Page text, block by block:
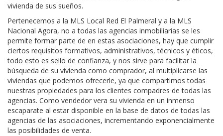
vivienda de sus sueños.
Pertenecemos a la MLS Local Red El Palmeral y a la MLS
Nacional Agora, no a todas las agencias inmobiliarias se les
permite formar parte de en estas asociaciones, hay que cumplir
ciertos requisitos formativos, administrativos, técnicos y éticos,
todo esto es sello de confianza, y nos sirve para facilitar la
búsqueda de su vivienda como comprador, al multiplicarse las
viviendas que podemos ofrecerle, ya que compartimos todas
nuestras propiedades para los clientes compadres de todas las
agencias. Como vendedor vera su vivienda en un inmenso
escaparate al estar disponible en la base de datos de todas las
agencias de las asociaciones, incrementando exponencialmente
las posibilidades de venta.